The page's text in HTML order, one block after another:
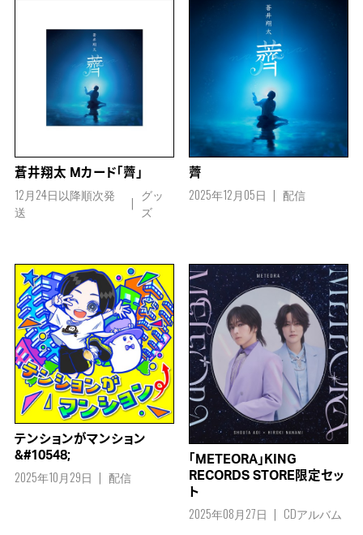
蒼井翔太 Mカード「薺」
12月24日以降順次発
送
グッ
ズ
薺
2025年12月05日 配信
テンションがマンション
&#10548;
2025年10月29日 配信
「METEORA」KING
RECORDS STORE限定セッ
ト
2025年08月27日 CDアルバム